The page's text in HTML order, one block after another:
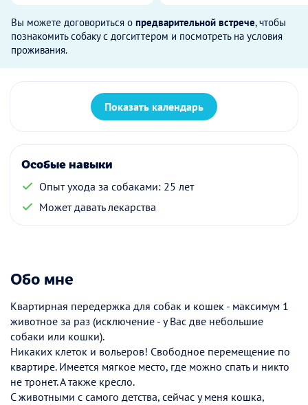
Вы можете договориться о предварительной встрече, чтобы
познакомить собаку с догситтером и посмотреть на условия
проживания.
Показать календарь
Особые навыки
Опыт ухода за собаками: 25 лет
Может давать лекарства
Обо мне
Квартирная передержка для собак и кошек - максимум 1
животное за раз (исключение - у Вас две небольшие
собаки или кошки).
Никаких клеток и вольеров! Свободное перемещение по
квартире. Имеется мягкое место, где можно спать и никто
не тронет. А также кресло.
С животными с самого детства, сейчас у меня кошка,